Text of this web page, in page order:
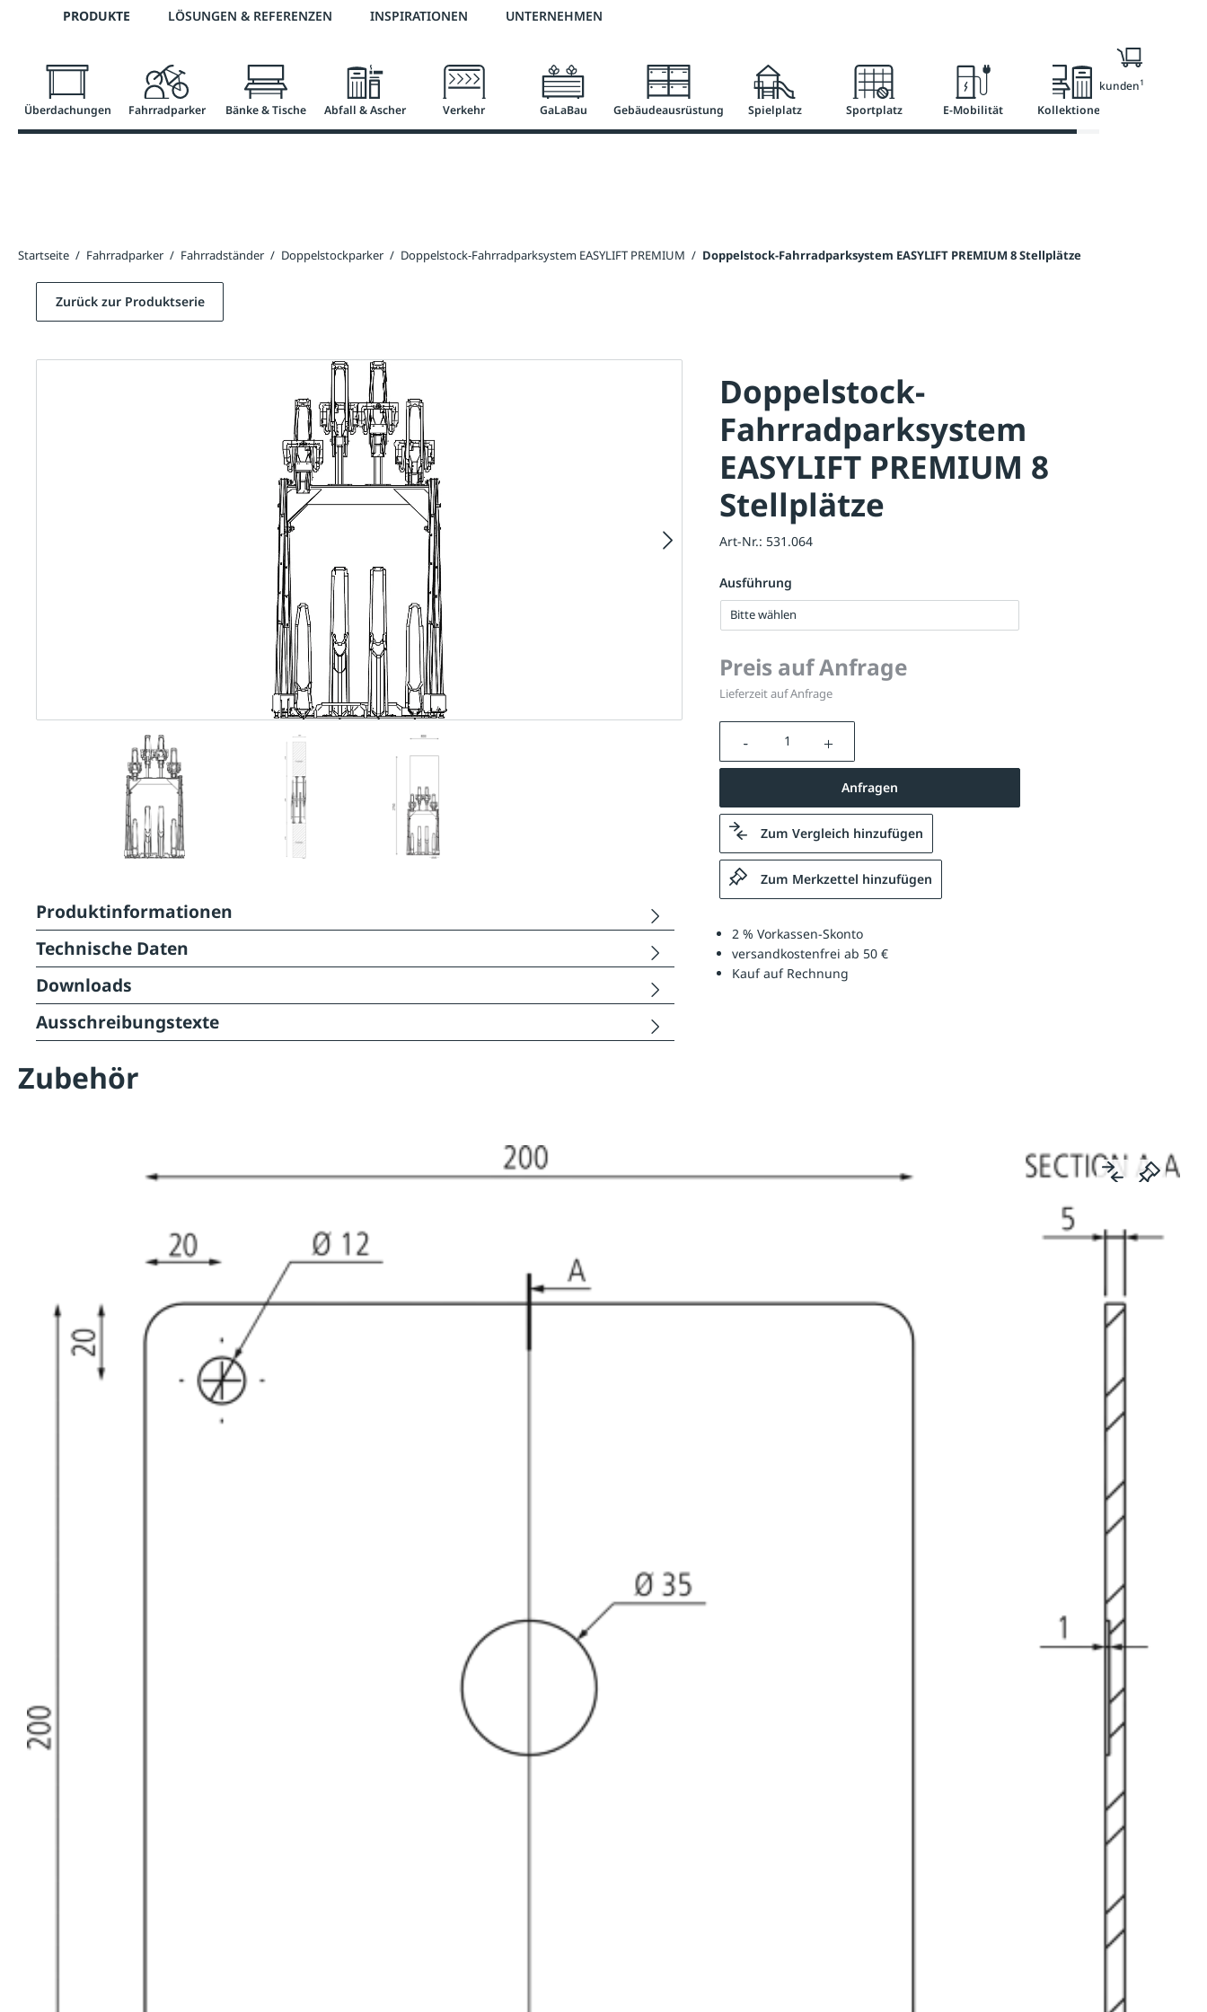
Zur Hauptnavigation springen
Telefon: 0800 / 100 49 02 2 % Vorkassen-Skonto versandkostenfrei ab 50 €
PRODUKTE LÖSUNGEN & REFERENZEN INSPIRATIONEN UNTERNEHMEN
Überdachungen Fahrradparker Bänke & Tische Abfall & Ascher Verkehr GaLaBau Gebäudeausrüstung Spielplatz Sportplatz E-Mobilität Kollektionen
Nur für Geschäftskunden1
Startseite / Fahrradparker / Fahrradständer / Doppelstockparker / Doppelstock-Fahrradparksystem EASYLIFT PREMIUM / Doppelstock-Fahrradparksystem EASYLIFT PREMIUM 8 Stellplätze
Doppelstock-
Fahrradparksystem
EASYLIFT PREMIUM 8
Stellplätze
Art-Nr.: 531.064
Ausführung
Bitte wählen
Preis auf Anfrage
Lieferzeit auf Anfrage
Produkt Anzahl: Gib den gewünschten Wert ein oder
Anfragen
Zum Vergleich hinzufügen
Zum Merkzettel hinzufügen
2 % Vorkassen-Skonto
versandkostenfrei ab 50 €
Kauf auf Rechnung
Zurück zur Produktserie
Produktinformationen
Technische Daten
Downloads
Ausschreibungstexte
Zubehör